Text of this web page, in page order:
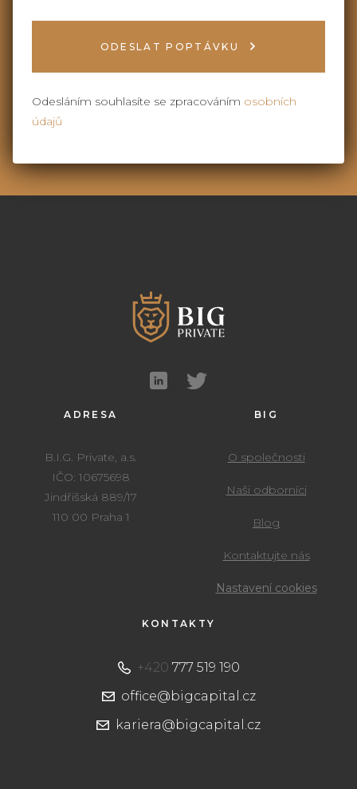
ODESLAT POPTÁVKU
Odesláním souhlasíte se zpracováním osobních
údajů
ADRESA
B.I.G. Private, a.s.
IČO: 10675698
Jindřišská 889/17
110 00 Praha 1
BIG
O společnosti
Naši odborníci
Blog
Kontaktujte nás
Nastavení cookies
KONTAKTY
+420 777 519 190
office@bigcapital.cz
kariera@bigcapital.cz